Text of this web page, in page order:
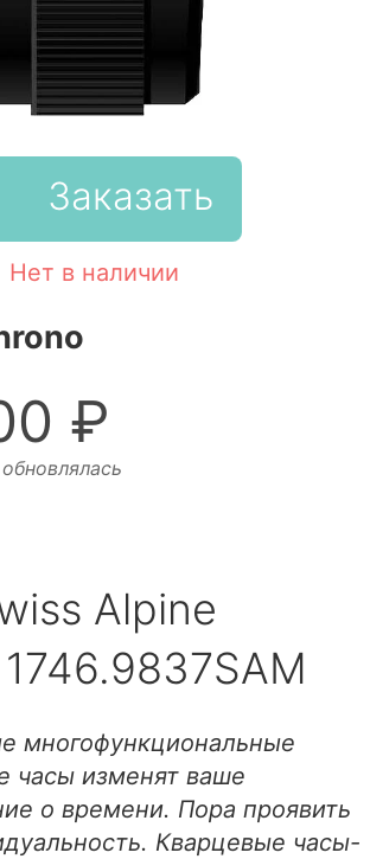
Заказать
Нет в наличии
₽
Alpine
многофункциональные
часы изменят ваше
о времени. Пора проявить
Кварцевые часы-